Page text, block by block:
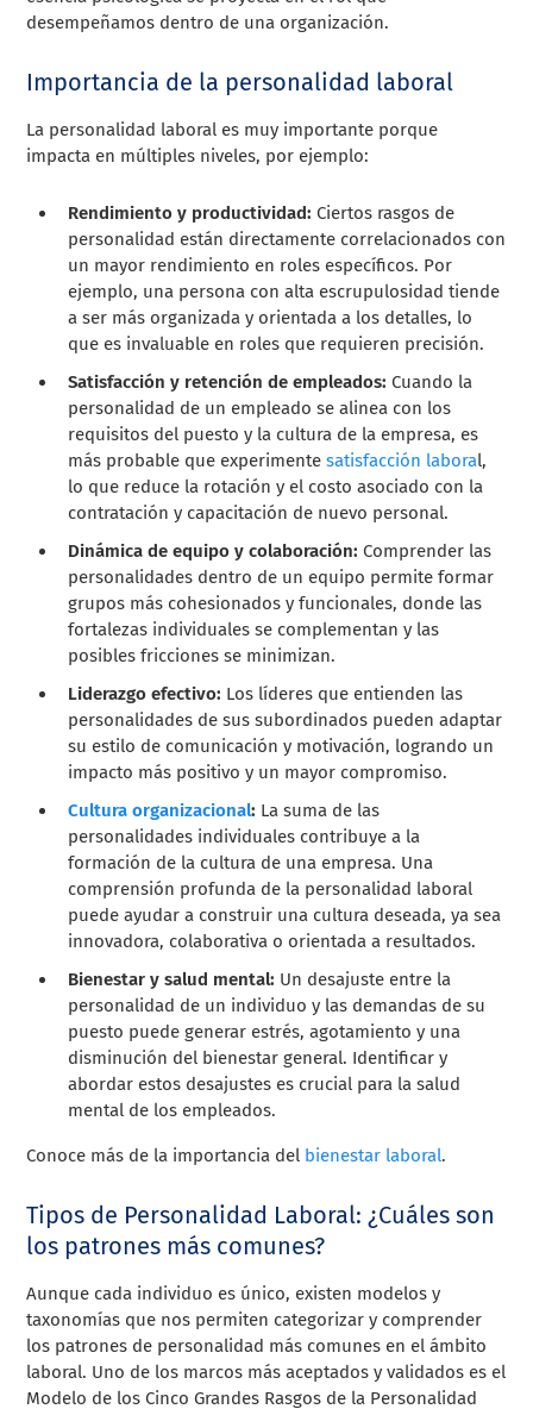
desempeñamos dentro de una organización.
Importancia de la personalidad laboral
La personalidad laboral es muy importante porque
impacta en múltiples niveles, por ejemplo:
Rendimiento y productividad: Ciertos rasgos de
personalidad están directamente correlacionados con
un mayor rendimiento en roles específicos. Por
ejemplo, una persona con alta escrupulosidad tiende
a ser más organizada y orientada a los detalles, lo
que es invaluable en roles que requieren precisión.
Satisfacción y retención de empleados: Cuando la
personalidad de un empleado se alinea con los
requisitos del puesto y la cultura de la empresa, es
más probable que experimentesatisfacción laboral,
lo que reduce la rotación y el costo asociado con la
contratación y capacitación de nuevo personal.
Dinámica de equipo y colaboración: Comprender las
personalidades dentro de un equipo permite formar
grupos más cohesionados y funcionales, donde las
fortalezas individuales se complementan y las
posibles fricciones se minimizan.
Liderazgo efectivo: Los líderes que entienden las
personalidades de sus subordinados pueden adaptar
su estilo de comunicación y motivación, logrando un
impacto más positivo y un mayor compromiso.
Cultura organizacional: La suma de las
personalidades individuales contribuye a la
formación de la cultura de una empresa. Una
comprensión profunda de la personalidad laboral
puede ayudar a construir una cultura deseada, ya sea
innovadora, colaborativa o orientada a resultados.
Bienestar y salud mental: Un desajuste entre la
personalidad de un individuo y las demandas de su
puesto puede generar estrés, agotamiento y una
disminución del bienestar general. Identificar y
abordar estos desajustes es crucial para la salud
mental de los empleados.
Conoce más de la importancia del bienestar laboral.
Tipos de Personalidad Laboral: ¿Cuáles son
los patrones más comunes?
Aunque cada individuo es único, existen modelos y
taxonomías que nos permiten categorizar y comprender
los patrones de personalidad más comunes en el ámbito
laboral. Uno de los marcos más aceptados y validados es el
Modelo de los Cinco Grandes Rasgos de la Personalidad